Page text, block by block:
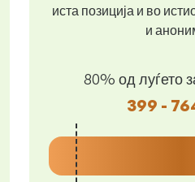
иста позиција и во
и
80% од луѓето
399 -